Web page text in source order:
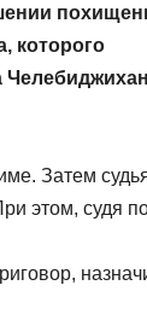
которого
Затем
этом, судя